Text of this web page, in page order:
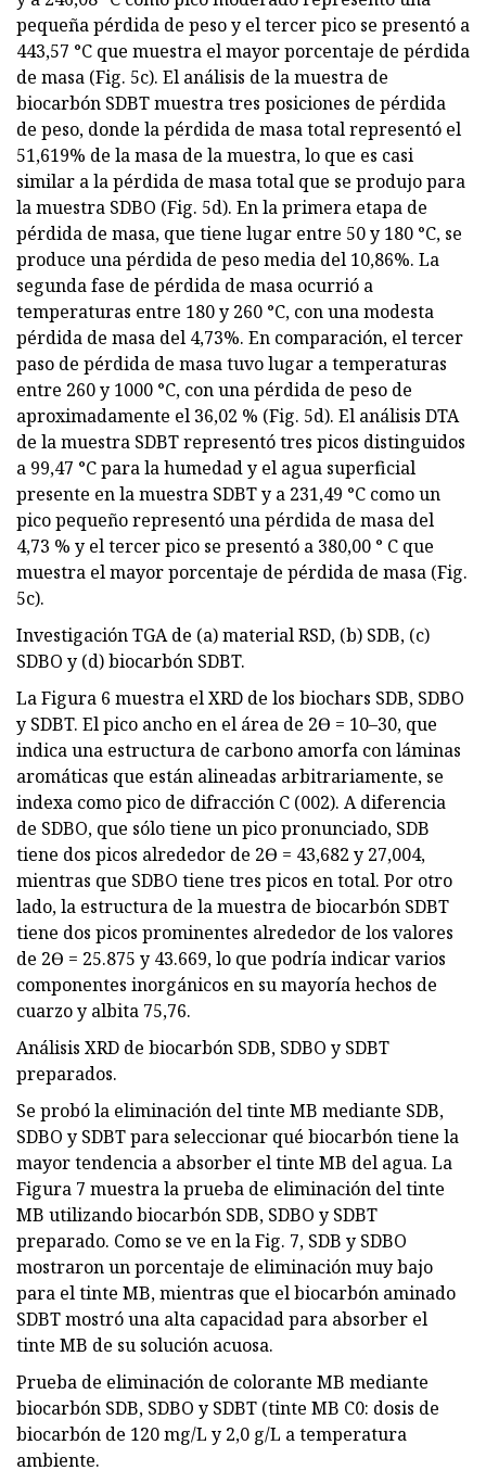
pequeña pérdida de peso y el tercer pico se presentó a
443,57 °C que muestra el mayor porcentaje de pérdida
de masa (Fig. 5c). El análisis de la muestra de
biocarbón SDBT muestra tres posiciones de pérdida
de peso, donde la pérdida de masa total representó el
51,619% de la masa de la muestra, lo que es casi
similar a la pérdida de masa total que se produjo para
la muestra SDBO (Fig. 5d). En la primera etapa de
pérdida de masa, que tiene lugar entre 50 y 180 °C, se
produce una pérdida de peso media del 10,86%. La
segunda fase de pérdida de masa ocurrió a
temperaturas entre 180 y 260 °C, con una modesta
pérdida de masa del 4,73%. En comparación, el tercer
paso de pérdida de masa tuvo lugar a temperaturas
entre 260 y 1000 °C, con una pérdida de peso de
aproximadamente el 36,02 % (Fig. 5d). El análisis DTA
de la muestra SDBT representó tres picos distinguidos
a 99,47 °C para la humedad y el agua superficial
presente en la muestra SDBT y a 231,49 °C como un
pico pequeño representó una pérdida de masa del
4,73 % y el tercer pico se presentó a 380,00 ° C que
muestra el mayor porcentaje de pérdida de masa (Fig.
5c).
Investigación TGA de (a) material RSD, (b) SDB, (c)
SDBO y (d) biocarbón SDBT.
La Figura 6 muestra el XRD de los biochars SDB, SDBO
y SDBT. El pico ancho en el área de 2Ɵ = 10–30, que
indica una estructura de carbono amorfa con láminas
aromáticas que están alineadas arbitrariamente, se
indexa como pico de difracción C (002). A diferencia
de SDBO, que sólo tiene un pico pronunciado, SDB
tiene dos picos alrededor de 2Ɵ = 43,682 y 27,004,
mientras que SDBO tiene tres picos en total. Por otro
lado, la estructura de la muestra de biocarbón SDBT
tiene dos picos prominentes alrededor de los valores
de 2Ɵ = 25.875 y 43.669, lo que podría indicar varios
componentes inorgánicos en su mayoría hechos de
cuarzo y albita 75,76.
Análisis XRD de biocarbón SDB, SDBO y SDBT
preparados.
Se probó la eliminación del tinte MB mediante SDB,
SDBO y SDBT para seleccionar qué biocarbón tiene la
mayor tendencia a absorber el tinte MB del agua. La
Figura 7 muestra la prueba de eliminación del tinte
MB utilizando biocarbón SDB, SDBO y SDBT
preparado. Como se ve en la Fig. 7, SDB y SDBO
mostraron un porcentaje de eliminación muy bajo
para el tinte MB, mientras que el biocarbón aminado
SDBT mostró una alta capacidad para absorber el
tinte MB de su solución acuosa.
Prueba de eliminación de colorante MB mediante
biocarbón SDB, SDBO y SDBT (tinte MB C0: dosis de
biocarbón de 120 mg/L y 2,0 g/L a temperatura
ambiente.